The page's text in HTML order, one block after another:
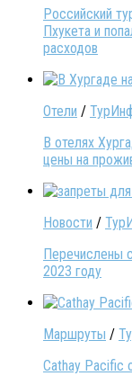
Российский
Пхукета и
расходов
Отели /
В отелях
цены на
Новости /
Перечислены
2023 году
Маршруты /
Cathay Pacific